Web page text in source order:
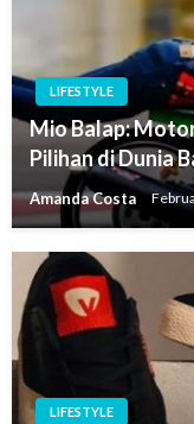
LIFESTYLE
Mio Balap:
Pilihan di Dunia
Amanda Costa
LIFESTYLE